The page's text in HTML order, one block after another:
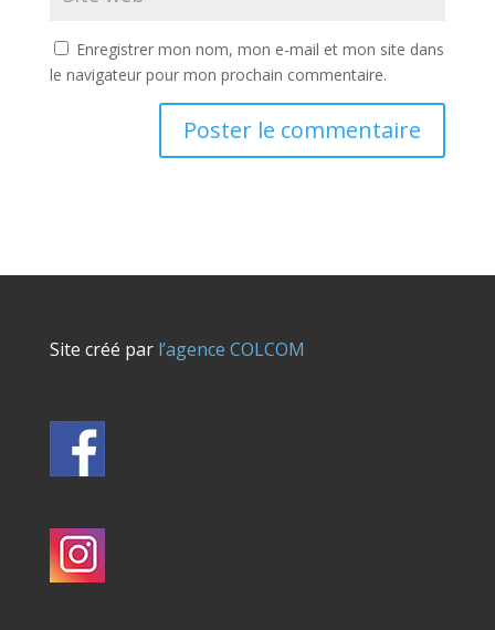
Enregistrer mon nom, mon e-mail et mon site dans
le navigateur pour mon prochain commentaire.
Site créé parl’agence COLCOM